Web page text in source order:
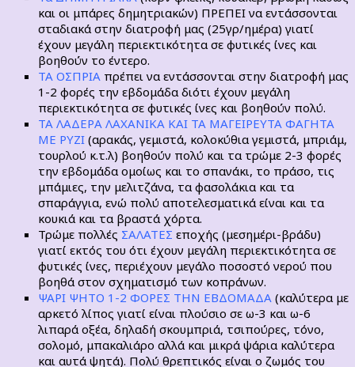
και οι μπάρες δημητριακών) ΠΡΕΠΕΙ να εντάσσονται
σταδιακά στην διατροφή μας (25γρ/ημέρα) γιατί
έχουν μεγάλη περιεκτικότητα σε φυτικές ίνες και
βοηθούν το έντερο.
ΤΑ ΟΣΠΡΙΑ πρέπει να εντάσσονται στην διατροφή μας
1-2 φορές την εβδομάδα διότι έχουν μεγάλη
περιεκτικότητα σε φυτικές ίνες και βοηθούν πολύ.
ΤΑ ΛΑΔΕΡΑ ΛΑΧΑΝΙΚΑ ΚΑΙ ΤΑ ΜΑΓΕΙΡΕΥΤΑ ΦΑΓΗΤΑ
ΜΕ ΡΥΖΙ (αρακάς, γεμιστά, κολοκύθια γεμιστά, μπριάμ,
τουρλού κ.τ.λ) βοηθούν πολύ και τα τρώμε 2-3 φορές
την εβδομάδα ομοίως και το σπανάκι, το πράσο, τις
μπάμιες, την μελιτζάνα, τα φασολάκια και τα
σπαράγγια, ενώ πολύ αποτελεσματικά είναι και τα
κουκιά και τα βραστά χόρτα.
Τρώμε πολλές ΣΑΛΑΤΕΣ εποχής (μεσημέρι-βράδυ)
γιατί εκτός του ότι έχουν μεγάλη περιεκτικότητα σε
φυτικές ίνες, περιέχουν μεγάλο ποσοστό νερού που
βοηθά στον σχηματισμό των κοπράνων.
ΨΑΡΙ ΨΗΤΟ 1-2 ΦΟΡΕΣ ΤΗΝ ΕΒΔΟΜΑΔΑ (καλύτερα με
αρκετό λίπος γιατί είναι πλούσιο σε ω-3 και ω-6
λιπαρά οξέα, δηλαδή σκουμπριά, τσιπούρες, τόνο,
σολομό, μπακαλιάρο αλλά και μικρά ψάρια καλύτερα
και αυτά ψητά). Πολύ θρεπτικός είναι ο ζωμός του